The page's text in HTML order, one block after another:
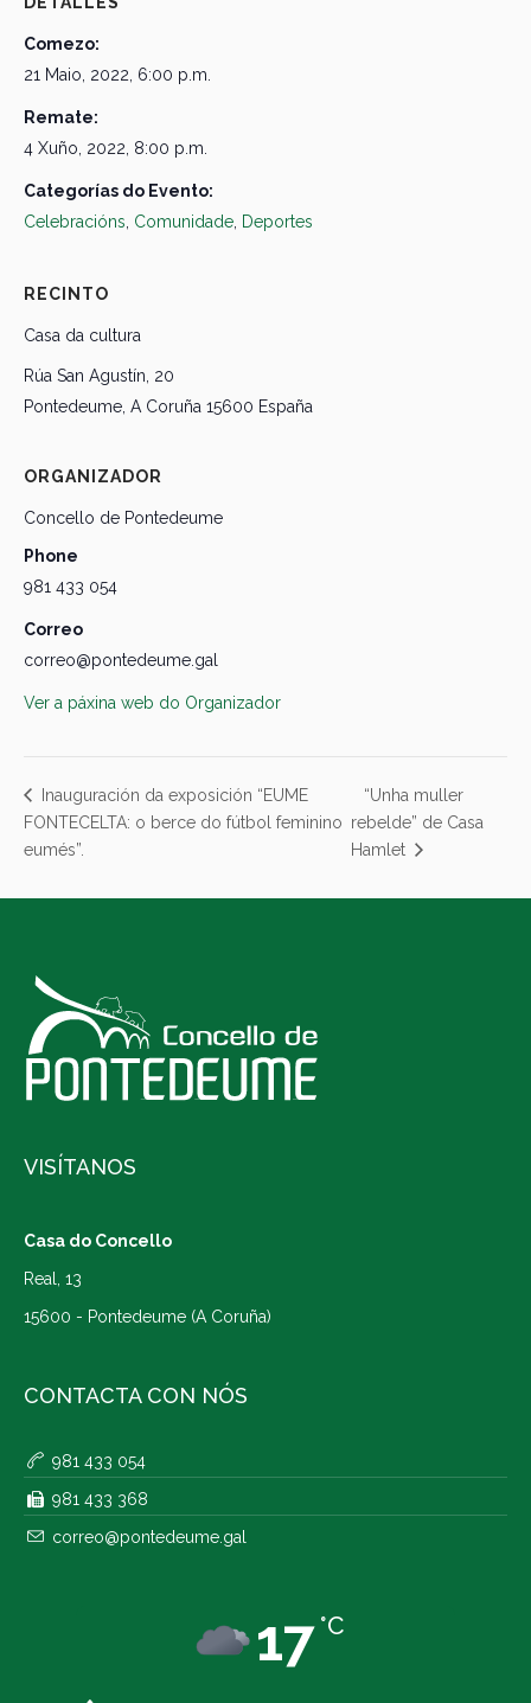
Comezo:
21 Maio, 2022, 6:00 p.m.
Remate:
4 Xuño, 2022, 8:00 p.m.
Categorías do Evento:
Celebracións Comunidade Deportes
RECINTO
Casa da cultura
Rúa San Agustín, 20
Pontedeume A Coruña 15600 España
ORGANIZADOR
Concello de Pontedeume
Phone
981 433 054
Correo
correo@pontedeume.gal
Ver a páxina web do Organizador
Inauguración da exposición “EUME
FONTECELTA: o berce do fútbol feminino
eumés”.
“Unha muller
rebelde” de Casa
Hamlet
VISÍTANOS
Casa do Concello
Real, 13
15600 - Pontedeume (A Coruña)
CONTACTA CON NÓS
981 433 054
981 433 368
correo@pontedeume.gal
17 °C